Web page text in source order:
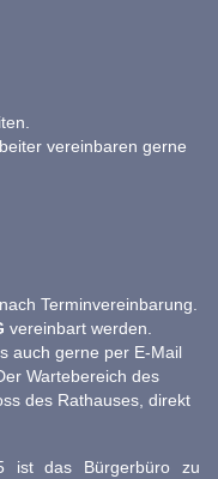
vereinbaren gerne
Terminvereinbarung.
vereinbart werden.
auch gerne per E-Mail
Wartebereich des
des Rathauses, direkt
ist das Bürgerbüro zu